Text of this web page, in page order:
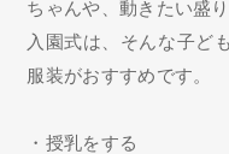
ちゃんや、動きたい盛
入園式は、そんな子ど
服装がおすすめです。
・授乳をする